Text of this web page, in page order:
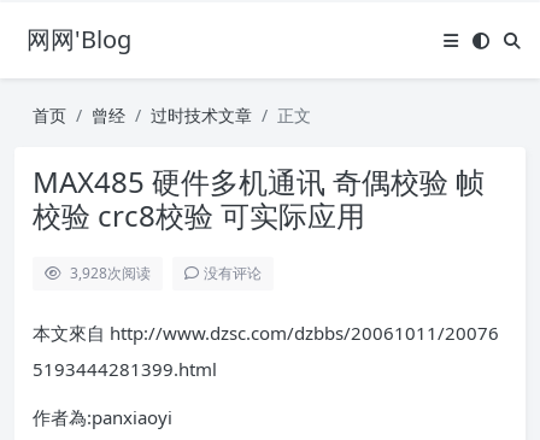
网网'Blog
首页 曾经 过时技术文章 正文
MAX485 硬件多机通讯 奇偶校验 帧
校验 crc8校验 可实际应用
3,928次阅读 没有评论
本文來自 http://www.dzsc.com/dzbbs/20061011/20076
5193444281399.html
作者為:panxiaoyi